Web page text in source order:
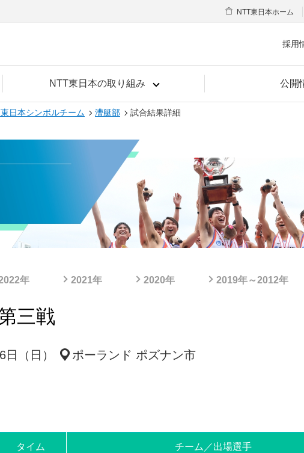
NTT東日本の取り組み 公開
NTT東日本ホーム
採用
日本シンボルチーム 漕艇部 試合結果詳細
年 2021年 2020年 2019年～2012年
三戦
（日） ポーランド ポズナン市
タイム チーム／出場選手